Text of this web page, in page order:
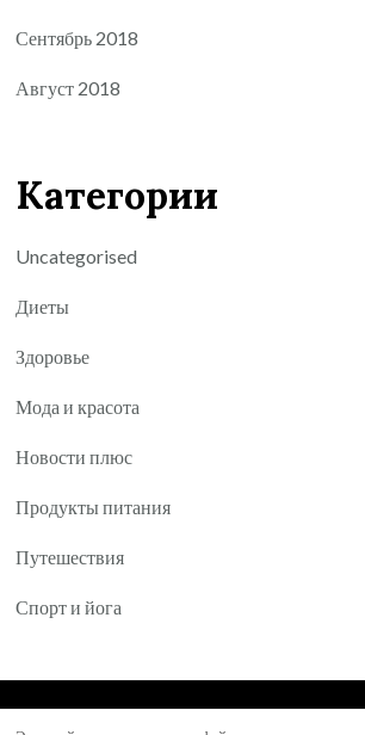
Сентябрь 2018
Август 2018
Категории
Uncategorised
Диеты
Здоровье
Мода и красота
Новости плюс
Продукты питания
Путешествия
Спорт и йога